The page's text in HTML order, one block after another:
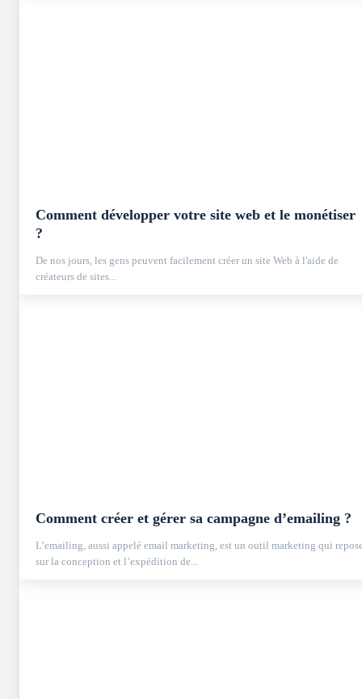
Comment développer votre site web et le monétiser
?
De nos jours, les gens peuvent facilement créer un site Web à l'aide de
créateurs de sites...
Comment créer et gérer sa campagne d’emailing ?
L’emailing, aussi appelé email marketing, est un outil marketing qui
sur la conception et l’expédition de...